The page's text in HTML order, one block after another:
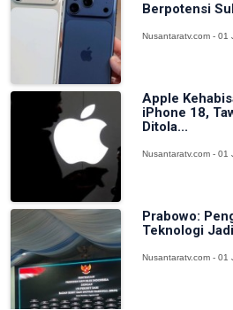
Berpotensi
Nusantaratv.com - 01
Apple
iPhone 18,
Ditola...
Nusantaratv.com - 01
Prabowo:
Teknologi
Nusantaratv.com - 01